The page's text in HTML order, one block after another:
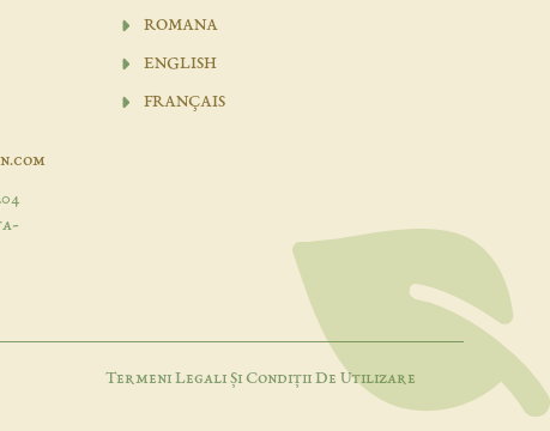
ROMANA
ENGLISH
FRANÇAIS
Termeni Legali Și Condiții De Utilizare